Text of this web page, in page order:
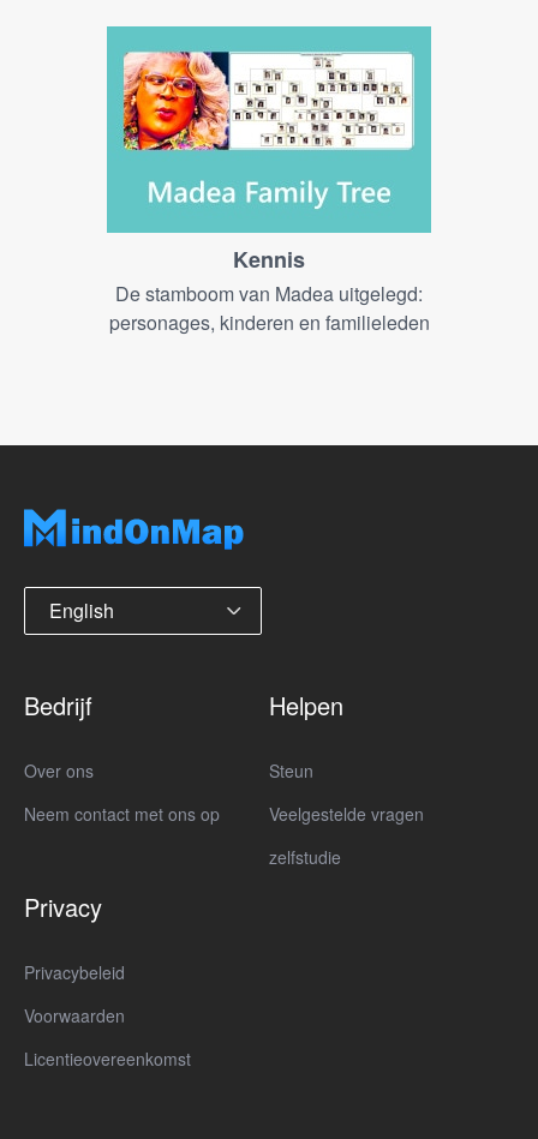
Kennis
De stamboom van Madea uitgelegd:
personages, kinderen en familieleden
English
Bedrijf
Over ons
Neem contact met ons op
Helpen
Steun
Veelgestelde vragen
zelfstudie
Privacy
Privacybeleid
Voorwaarden
Licentieovereenkomst